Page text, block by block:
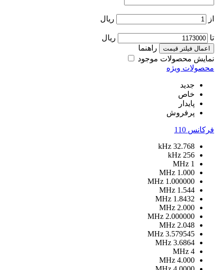
از ریال
تا ریال
اعمال فیلتر قیمت
راهنما
نمایش محصولات موجود
محصولات ویژه
جدید
خاص
پایدار
پرفروش
فرکانس 110
32.768
kHz
256
kHz
1
MHz
1.000
MHz
1.000000
MHz
1.544
MHz
1.8432
MHz
2.000
MHz
2.000000
MHz
2.048
MHz
3.579545
MHz
3.6864
MHz
4
MHz
4.000
MHz